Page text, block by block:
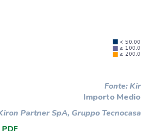
Fonte:
Importo
Partner SpA, Gruppo Tecnocasa